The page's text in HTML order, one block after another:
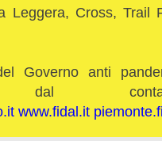
Leggera, Cross,
Governo anti
dal
www.fidal.it